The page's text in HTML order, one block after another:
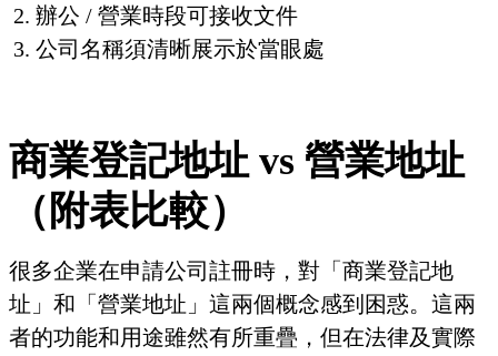
辦公 / 營業時段可接收文件
公司名稱須清晰展示於當眼處
商業登記地址 vs 營業地址
（附表比較）
很多企業在申請公司註冊時，對「商業登記地
址」和「營業地址」這兩個概念感到困惑。這兩
者的功能和用途雖然有所重疊，但在法律及實際